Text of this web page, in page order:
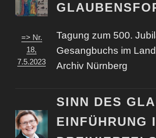
=> Nr.
18,
7.5.2023
Tagung zum 500.
Gesangbuchs im
Archiv Nürnberg
SINN DES
EINFÜHRUNG